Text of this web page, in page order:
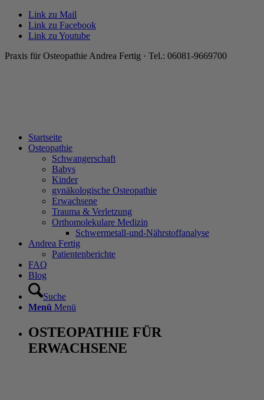
Link zu Mail
Link zu Facebook
Link zu Youtube
Praxis für Osteopathie Andrea Fertig · Tel.: 06081-9669700
Startseite
Osteopathie
Schwangerschaft
Babys
Kinder
gynäkologische Osteopathie
Erwachsene
Trauma & Verletzung
Orthomolekulare Medizin
Schwermetall-und-Nährstoffanalyse
Andrea Fertig
Patientenberichte
FAQ
Blog
Suche
Menü Menü
OSTEOPATHIE FÜR
ERWACHSENE